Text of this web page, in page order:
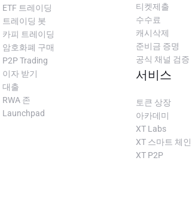
ETF 트레이딩
트레이딩 봇
카피 트레이딩
암호화폐 구매
P2P Trading
이자 받기
대출
RWA 존
Launchpad
티켓제출
수수료
캐시삭제
준비금 증명
공식 채널 검증
서비스
토큰 상장
아카데미
XT Labs
XT 스마트 체인
XT P2P